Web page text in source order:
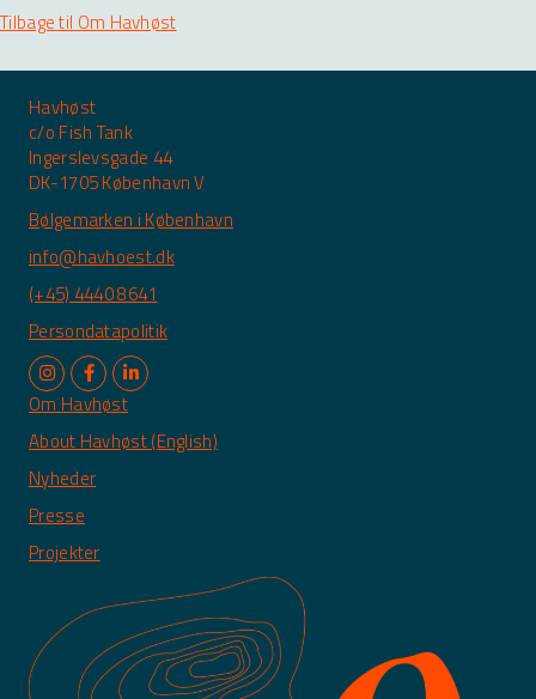
Tilbage til Om Havhøst
Havhøst
c/o Fish Tank
Ingerslevsgade 44
DK-1705 København V
Bølgemarken i København
info@havhoest.dk
(+45) 4440 8641
Persondatapolitik
Om Havhøst
About Havhøst (English)
Nyheder
Presse
Projekter